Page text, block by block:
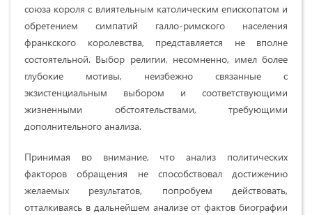
союза короля с влиятельным католическим епископатом и
обретением симпатий галло-римского населения
франкского королевства, представляется не вполне
состоятельной. Выбор религии, несомненно, имел более
глубокие мотивы, неизбежно связанные с
экзистенциальным выбором и соответствующими
жизненными обстоятельствами, требующими
дополнительного анализа.
Принимая во внимание, что анализ политических
факторов обращения не способствовал достижению
желаемых результатов, попробуем действовать,
отталкиваясь в дальнейшем анализе от фактов биографии